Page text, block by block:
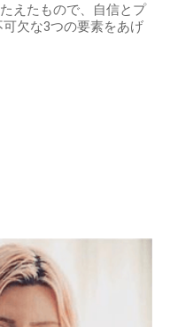
えたもので、自信とプ
欠な3つの要素をあげ